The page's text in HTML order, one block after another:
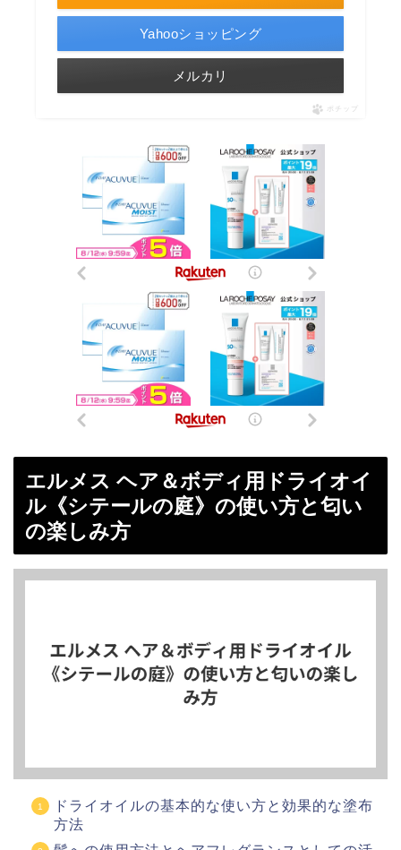
Yahooショッピング
メルカリ
ポチップ
エルメス ヘア＆ボディ用ドライオイ
ル《シテールの庭》の使い方と匂い
の楽しみ方
ドライオイルの基本的な使い方と効果的な塗布
方法